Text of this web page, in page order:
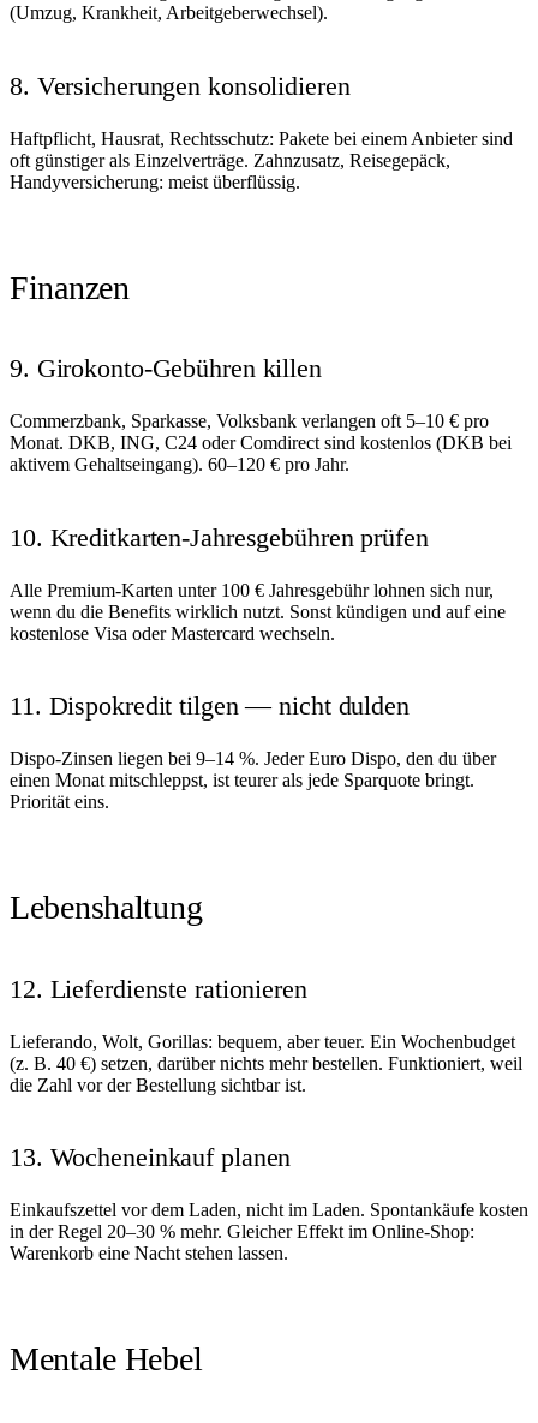
(Umzug, Krankheit, Arbeitgeberwechsel).
8. Versicherungen konsolidieren
Haftpflicht, Hausrat, Rechtsschutz: Pakete bei einem Anbieter sind
oft günstiger als Einzelverträge. Zahnzusatz, Reisegepäck,
Handyversicherung: meist überflüssig.
Finanzen
9. Girokonto-Gebühren killen
Commerzbank, Sparkasse, Volksbank verlangen oft 5–10 € pro
Monat. DKB, ING, C24 oder Comdirect sind kostenlos (DKB bei
aktivem Gehaltseingang). 60–120 € pro Jahr.
10. Kreditkarten-Jahresgebühren prüfen
Alle Premium-Karten unter 100 € Jahresgebühr lohnen sich nur,
wenn du die Benefits wirklich nutzt. Sonst kündigen und auf eine
kostenlose Visa oder Mastercard wechseln.
11. Dispokredit tilgen — nicht dulden
Dispo-Zinsen liegen bei 9–14 %. Jeder Euro Dispo, den du über
einen Monat mitschleppst, ist teurer als jede Sparquote bringt.
Priorität eins.
Lebenshaltung
12. Lieferdienste rationieren
Lieferando, Wolt, Gorillas: bequem, aber teuer. Ein Wochenbudget
(z. B. 40 €) setzen, darüber nichts mehr bestellen. Funktioniert, weil
die Zahl vor der Bestellung sichtbar ist.
13. Wocheneinkauf planen
Einkaufszettel vor dem Laden, nicht im Laden. Spontankäufe kosten
in der Regel 20–30 % mehr. Gleicher Effekt im Online-Shop:
Warenkorb eine Nacht stehen lassen.
Mentale Hebel